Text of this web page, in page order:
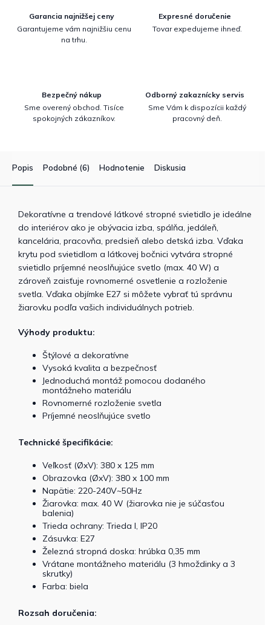
Garancia najnižšej ceny
Garantujeme vám najnižšiu cenu
na trhu.
Expresné doručenie
Tovar expedujeme ihneď.
Bezpečný nákup
Sme overený obchod. Tisíce
spokojných zákazníkov.
Odborný zakaznícky servis
Sme Vám k dispozícii každý
pracovný deň.
Popis Podobné (6) Hodnotenie Diskusia
Dekoratívne a trendové látkové stropné svietidlo je ideálne
do interiérov ako je obývacia izba, spálňa, jedáleň,
kancelária, pracovňa, predsieň alebo detská izba. Vďaka
krytu pod svietidlom a látkovej bočnici vytvára stropné
svietidlo príjemné neoslňujúce svetlo (max. 40 W) a
zároveň zaisťuje rovnomerné osvetlenie a rozloženie
svetla. Vďaka objímke E27 si môžete vybrať tú správnu
žiarovku podľa vašich individuálnych potrieb.
Výhody produktu:
Štýlové a dekoratívne
Vysoká kvalita a bezpečnosť
Jednoduchá montáž pomocou dodaného
montážneho materiálu
Rovnomerné rozloženie svetla
Príjemné neoslňujúce svetlo
Technické špecifikácie:
Veľkosť (ØxV): 380 x 125 mm
Obrazovka (ØxV): 380 x 100 mm
Napätie: 220-240V~50Hz
Žiarovka: max. 40 W (žiarovka nie je súčasťou
balenia)
Trieda ochrany: Trieda I, IP20
Zásuvka: E27
Železná stropná doska: hrúbka 0,35 mm
Vrátane montážneho materiálu (3 hmoždinky a 3
skrutky)
Farba: biela
Rozsah doručenia: